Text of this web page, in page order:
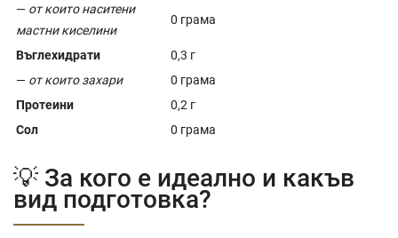
— от които наситени
мастни киселини
0 грама
Въглехидрати
0,3 г
— от които захари
0 грама
Протеини
0,2 г
Сол
0 грама
💡 За кого е идеално и какъв
вид подготовка?